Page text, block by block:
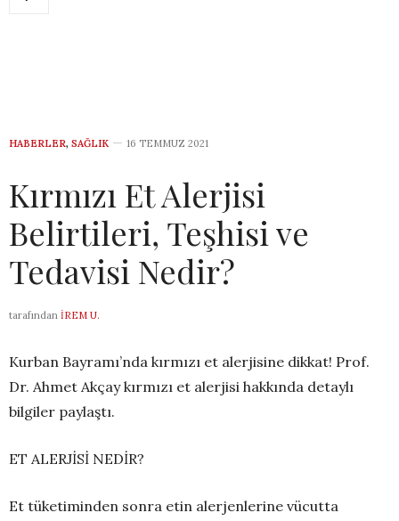
HABERLER, SAĞLIK 16 TEMMUZ 2021
Kırmızı Et Alerjisi
Belirtileri, Teşhisi ve
Tedavisi Nedir?
tarafından İREM U.
Kurban Bayramı’nda kırmızı et alerjisine dikkat! Prof.
Dr. Ahmet Akçay kırmızı et alerjisi hakkında detaylı
bilgiler paylaştı.
ET ALERJİSİ NEDİR?
Et tüketiminden sonra etin alerjenlerine vücutta